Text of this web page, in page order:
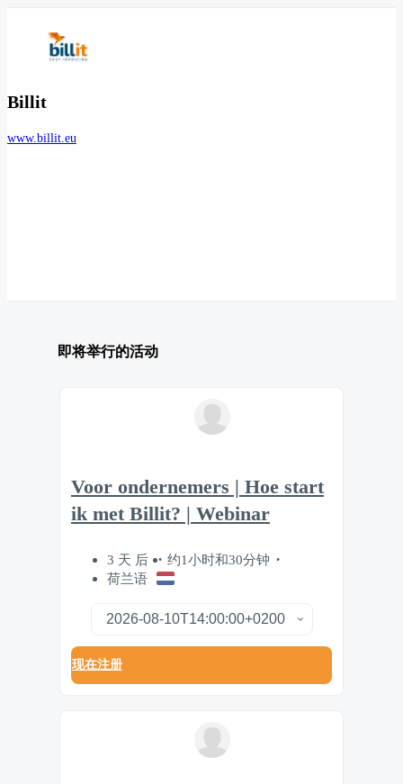
Billit
www.billit.eu
即将举行的活动
Voor ondernemers | Hoe start
ik met Billit? | Webinar
3 天 后
约1小时和30分钟
荷兰语
现在注册